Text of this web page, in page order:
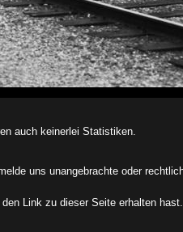
auch keinerlei Statistiken.
uns unangebrachte oder
Link zu dieser Seite erhalten hast.